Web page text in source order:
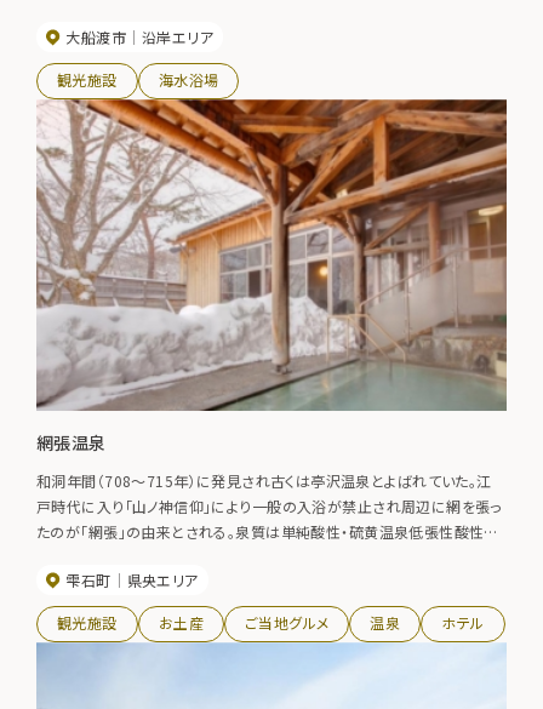
大船渡市 沿岸エリア
観光施設 海水浴場
網張温泉
和洞年間（708～715年）に発見され古くは亭沢温泉とよばれていた。江
戸時代に入り「山ノ神信仰」により一般の入浴が禁止され周辺に網を張っ
たのが「網張」の由来とされる。泉質は単純酸性・硫黄温泉低張性酸性高
など。雫石町 県央エリア
観光施設 お土産 ご当地グルメ 温泉 ホテル